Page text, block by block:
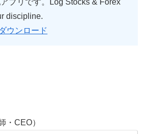
プリです。Log Stocks & Forex
discipline.
ウンロード
・CEO）